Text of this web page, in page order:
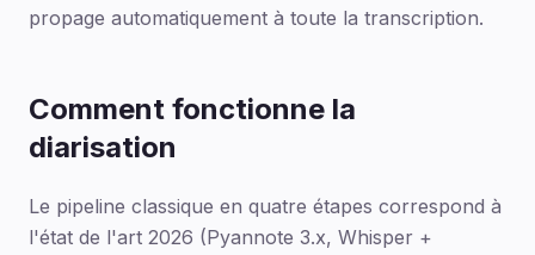
propage automatiquement à toute la transcription.
Comment fonctionne la
diarisation
Le pipeline classique en quatre étapes correspond à
l'état de l'art 2026 (Pyannote 3.x, Whisper +